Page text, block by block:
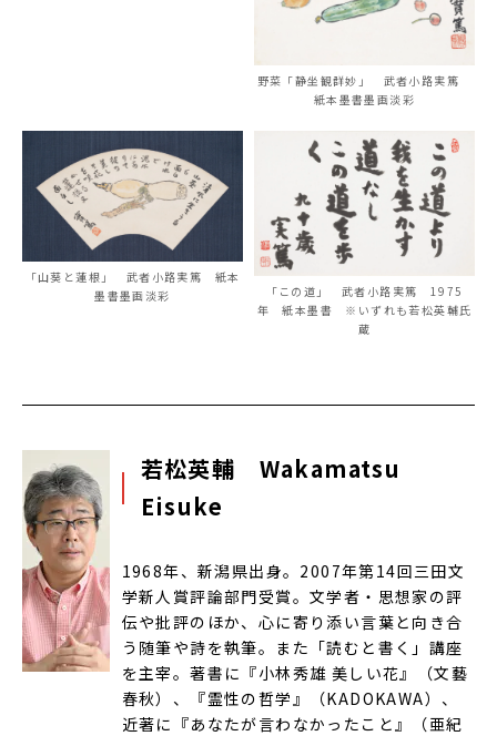
野菜「静坐観群妙」 武者小路実篤
紙本墨書墨画淡彩
「山葵と蓮根」 武者小路実篤 紙本
墨書墨画淡彩
「この道」 武者小路実篤 1975
年 紙本墨書 ※いずれも若松英輔氏
蔵
若松英輔 Wakamatsu
Eisuke
1968年、新潟県出身。2007年第14回三田文
学新人賞評論部門受賞。文学者・思想家の評
伝や批評のほか、心に寄り添い言葉と向き合
う随筆や詩を執筆。また「読むと書く」講座
を主宰。著書に『小林秀雄 美しい花』（文藝
春秋）、『霊性の哲学』（KADOKAWA）、
近著に『あなたが言わなかったこと』（亜紀